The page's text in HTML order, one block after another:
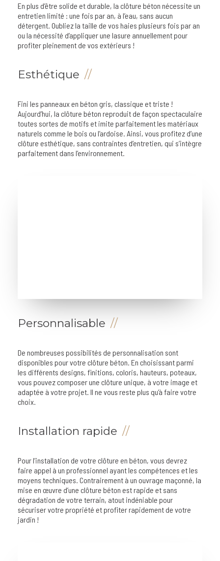
En plus d’être solide et durable, la clôture béton nécessite un
entretien limité : une fois par an, à l’eau, sans aucun
détergent. Oubliez la taille de vos haies plusieurs fois par an
ou la nécessité d’appliquer une lasure annuellement pour
profiter pleinement de vos extérieurs !
Esthétique
Fini les panneaux en béton gris, classique et triste !
Aujourd’hui, la clôture béton reproduit de façon spectaculaire
toutes sortes de motifs et imite parfaitement les matériaux
naturels comme le bois ou l’ardoise. Ainsi, vous profitez d’une
clôture esthétique, sans contraintes d’entretien, qui s’intègre
parfaitement dans l’environnement.
Personnalisable
De nombreuses possibilités de personnalisation sont
disponibles pour votre clôture béton. En choisissant parmi
les différents designs, finitions, coloris, hauteurs, poteaux,
vous pouvez composer une clôture unique, à votre image et
adaptée à votre projet. Il ne vous reste plus qu’à faire votre
choix.
Installation rapide
Pour l’installation de votre clôture en béton, vous devrez
faire appel à un professionnel ayant les compétences et les
moyens techniques. Contrairement à un ouvrage maçonné, la
mise en œuvre d’une clôture béton est rapide et sans
dégradation de votre terrain, atout indéniable pour
sécuriser votre propriété et profiter rapidement de votre
jardin !